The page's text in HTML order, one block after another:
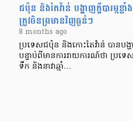
ជប៉ុន និងតៃវ៉ាន់ បង្ហាញក្ដីបារម្ភ
ត្រូវចិនព្រមានវិញធ្ងន់ៗ
8 months ago
ប្រទេសជប៉ុន និងកោះតៃវ៉ាន់ បានបង្ហ
បន្ទាប់ពីមានការរាយការណ៍ថា ប្រទ
ទឹក និងនាវាឆ្មាំ…